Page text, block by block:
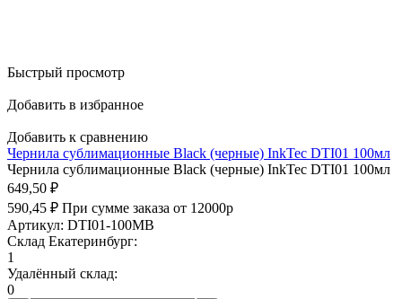
Быстрый просмотр
Добавить в избранное
Добавить к сравнению
Чернила сублимационные Black (черные) InkTec DTI01 100мл
Чернила сублимационные Black (черные) InkTec DTI01 100мл
649,50 ₽
590,45 ₽ При сумме заказа от 12000р
Артикул: DTI01-100MB
Склад Екатеринбург:
1
Удалённый склад:
0